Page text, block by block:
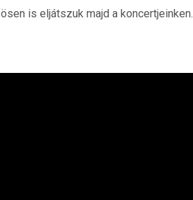
is eljátszuk majd a koncertjeinken.